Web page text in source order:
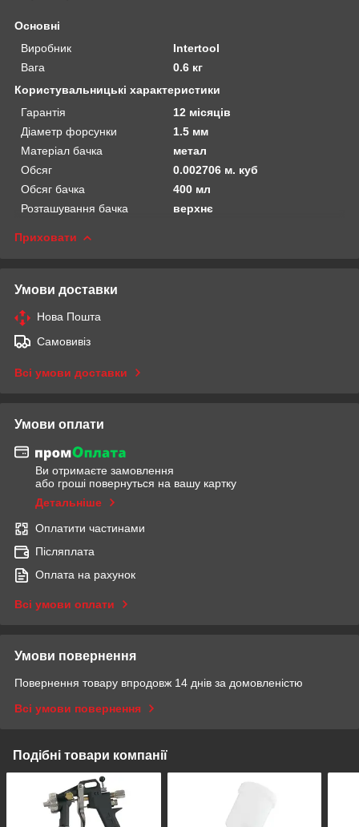
Основні
Виробник
Intertool
Вага
0.6 кг
Користувальницькі характеристики
Гарантія
12 місяців
Діаметр форсунки
1.5 мм
Матеріал бачка
метал
Обсяг
0.002706 м. куб
Обсяг бачка
400 мл
Розташування бачка
верхнє
Приховати
Умови доставки
Нова Пошта
Самовивіз
Всі умови доставки
Умови оплати
Ви отримаєте замовлення
або гроші повернуться на вашу картку
Детальніше
Оплатити частинами
Післяплата
Оплата на рахунок
Всі умови оплати
Умови повернення
Повернення товару впродовж 14 днів за домовленістю
Всі умови повернення
Подібні товари компанії